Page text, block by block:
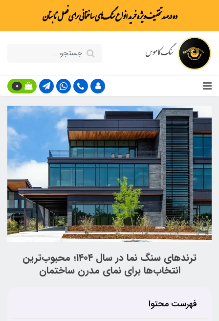
ده درصد تخفیف ویژه خرید انواع سنگ‌های ساختمانی برای فصل تابستان
سنگ کاموس
0
ترندهای سنگ نما در سال ۱۴۰۴؛ محبوب‌ترین
انتخاب‌ها برای نمای مدرن ساختمان
فهرست محتوا